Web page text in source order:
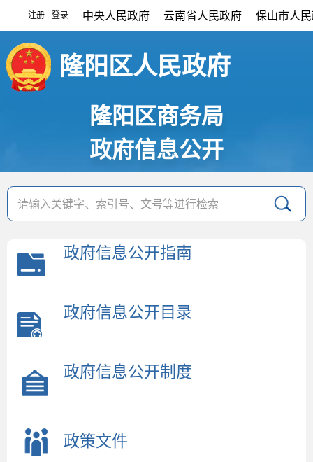
注册 登录 中央人民政府 云南省人民政府 保山市人
隆阳区人民政府
隆阳区商务局
政府信息公开
政府信息公开指南
政府信息公开目录
政府信息公开制度
政策文件